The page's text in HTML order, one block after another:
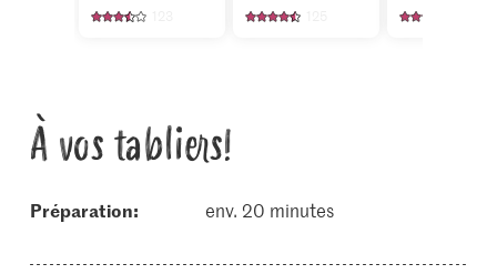
À vos tabliers!
Préparation: env. 20 minutes